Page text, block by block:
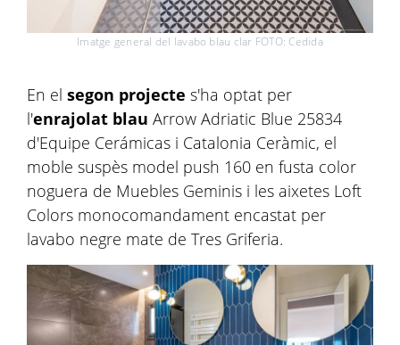
Imatge general del lavabo blau clar FOTO: Cedida
En el segon projecte s'ha optat per
l'enrajolat blau Arrow Adriatic Blue 25834
d'Equipe Cerámicas i Catalonia Ceràmic, el
moble suspès model push 160 en fusta color
noguera de Muebles Geminis i les aixetes Loft
Colors monocomandament encastat per
lavabo negre mate de Tres Griferia.